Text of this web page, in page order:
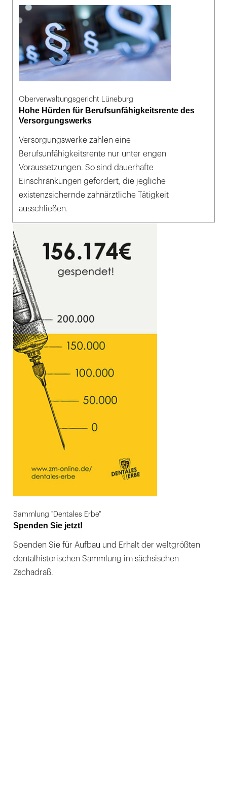
Oberverwaltungsgericht Lüneburg
Hohe Hürden für Berufsunfähigkeitsrente des
Versorgungswerks
Versorgungswerke zahlen eine
Berufsunfähigkeitsrente nur unter engen
Voraussetzungen. So sind dauerhafte
Einschränkungen gefordert, die jegliche
existenzsichernde zahnärztliche Tätigkeit
ausschließen.
Sammlung "Dentales Erbe"
Spenden Sie jetzt!
Spenden Sie für Aufbau und Erhalt der weltgrößten
dentalhistorischen Sammlung im sächsischen
Zschadraß.